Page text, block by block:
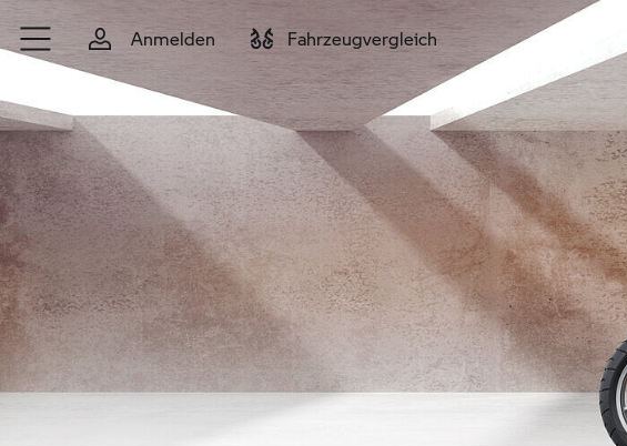
Zum Hauptinhalt springen
Anmelden Fahrzeugvergleich